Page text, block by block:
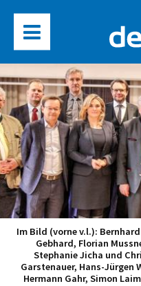
Im Bild (vorne v.l.):
Gebhard, Florian
Stephanie Jicha und
Garstenauer, Hans-Jürgen
Hermann Gahr, Simon